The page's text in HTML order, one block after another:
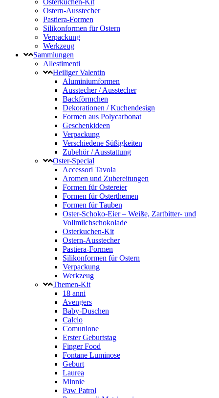
Osterkuchen-Kit
Ostern-Ausstecher
Pastiera-Formen
Silikonformen für Ostern
Verpackung
Werkzeug
Sammlungen
Allestimenti
Heiliger Valentin
Aluminiumformen
Ausstecher / Ausstecher
Backförmchen
Dekorationen / Kuchendesign
Formen aus Polycarbonat
Geschenkideen
Verpackung
Verschiedene Süßigkeiten
Zubehör / Ausstattung
Oster-Special
Accessori Tavola
Aromen und Zubereitungen
Formen für Ostereier
Formen für Osterthemen
Formen für Tauben
Oster-Schoko-Eier – Weiße, Zartbitter- und
Vollmilchschokolade
Osterkuchen-Kit
Ostern-Ausstecher
Pastiera-Formen
Silikonformen für Ostern
Verpackung
Werkzeug
Themen-Kit
18 anni
Avengers
Baby-Duschen
Calcio
Comunione
Erster Geburtstag
Finger Food
Fontane Luminose
Geburt
Laurea
Minnie
Paw Patrol